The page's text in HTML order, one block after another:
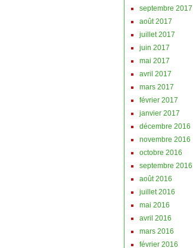
septembre 2017
août 2017
juillet 2017
juin 2017
mai 2017
avril 2017
mars 2017
février 2017
janvier 2017
décembre 2016
novembre 2016
octobre 2016
septembre 2016
août 2016
juillet 2016
mai 2016
avril 2016
mars 2016
février 2016